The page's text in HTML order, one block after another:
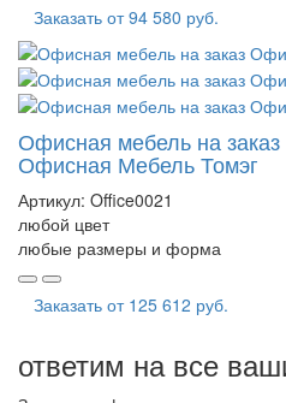
Заказать от94 580 руб.
Офисная мебель на заказ
Офисная Мебель Томэг
Артикул: Office0021
любой цвет
любые размеры и форма
Заказать от 125 612 руб.
ответим на все